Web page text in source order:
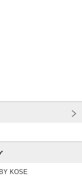
KOSE